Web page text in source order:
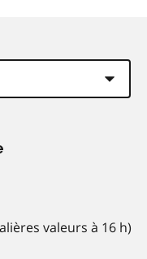
valeurs à 16 h)